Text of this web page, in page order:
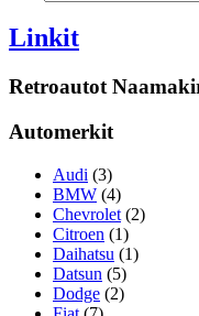
Linkit
Retroautot
Automerkit
Audi (3)
BMW (4)
Chevrolet (2)
Citroen (1)
Daihatsu (1)
Datsun (5)
Dodge (2)